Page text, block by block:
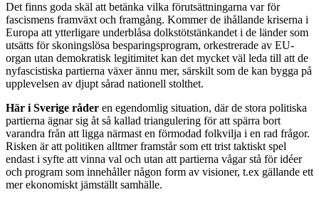
Det finns goda skäl att betänka vilka förutsättningarna var för
fascismens framväxt och framgång. Kommer de ihållande kriserna i
Europa att ytterligare underblåsa dolkstötstänkandet i de länder som
utsätts för skoningslösa besparingsprogram, orkestrerade av EU-
organ utan demokratisk legitimitet kan det mycket väl leda till att de
nyfascistiska partierna växer ännu mer, särskilt som de kan bygga på
upplevelsen av djupt sårad nationell stolthet.
Här i Sverige råder en egendomlig situation, där de stora politiska
partierna ägnar sig åt så kallad triangulering för att spärra bort
varandra från att ligga närmast en förmodad folkvilja i en rad frågor.
Risken är att politiken alltmer framstår som ett trist taktiskt spel
endast i syfte att vinna val och utan att partierna vågar stå för idéer
och program som innehåller någon form av visioner, t.ex gällande ett
mer ekonomiskt jämställt samhälle.